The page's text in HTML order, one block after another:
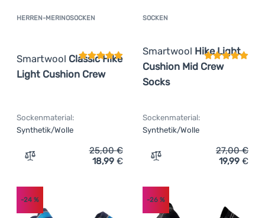
HERREN-MERINOSOCKEN
Smartwool Classic Hike
Light Cushion Crew
Kundenbewertung
Sockenmaterial:
Synthetik/Wolle
Zum Vergleich 'Herren-Merinosocken Smartwool
25,00€
18,99 €
SOCKEN
Smartwool Hike Light
Cushion Mid Crew
Socks
Sockenmaterial:
Synthetik/Wolle
Zum Vergleich 'Socken
27,00€
19,99 €
-24 % -26%